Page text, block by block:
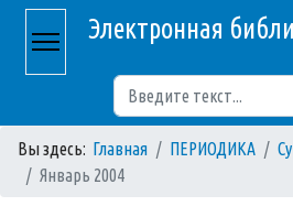
Электронная
Вы здесь: Главная ПЕРИОДИКА
Январь 2004